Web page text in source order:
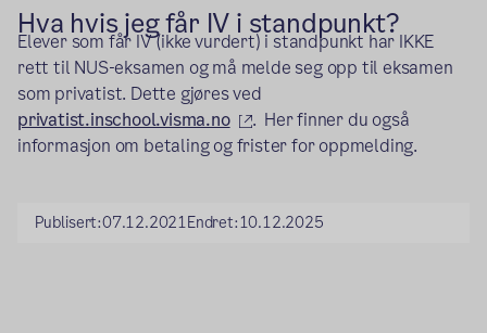
Hva hvis jeg får IV i standpunkt?
Elever som får IV (ikke vurdert) i standpunkt har IKKE
rett til NUS-eksamen og må melde seg opp til eksamen
som privatist. Dette gjøres ved
privatist.inschool.visma.no
(ekstern lenke)
. Her finner du også
informasjon om betaling og frister for oppmelding.
Publisert:07.12.2021Endret:10.12.2025